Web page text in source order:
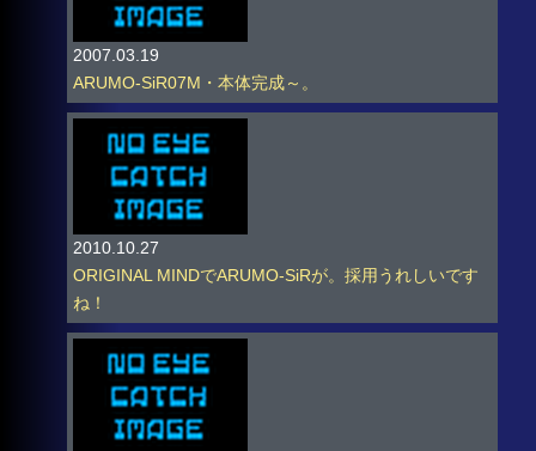
2007.03.19
ARUMO-SiR07M・本体完成～。
2010.10.27
ORIGINAL MINDでARUMO-SiRが。採用うれしいです
ね！